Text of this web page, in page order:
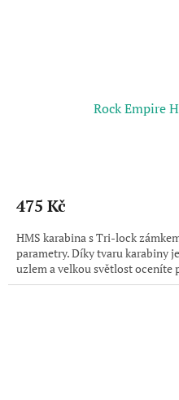
Rock Empire
475 Kč
HMS karabina s Tri-lock
parametry. Díky tvaru karabiny
uzlem a velkou světlost oceníte